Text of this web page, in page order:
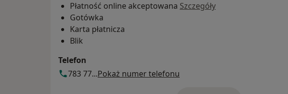
Płatność online akceptowana Szczegóły
Gotówka
Karta płatnicza
Blik
Telefon
783 77...Pokaż numer telefonu